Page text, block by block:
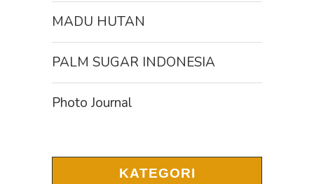
MADU HUTAN
PALM SUGAR INDONESIA
Photo Journal
KATEGORI